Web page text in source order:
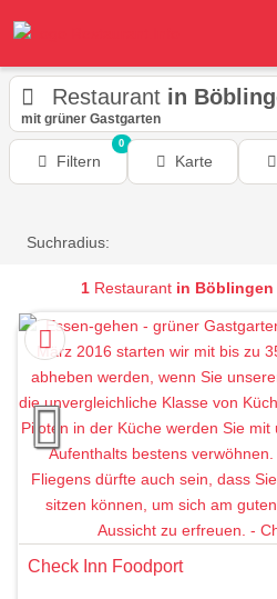
Restaurant in
mit grüner Gastgarten
Filtern
0
Karte
Suchradius:
1Restaurant in Böblingen
Check Inn Foodport